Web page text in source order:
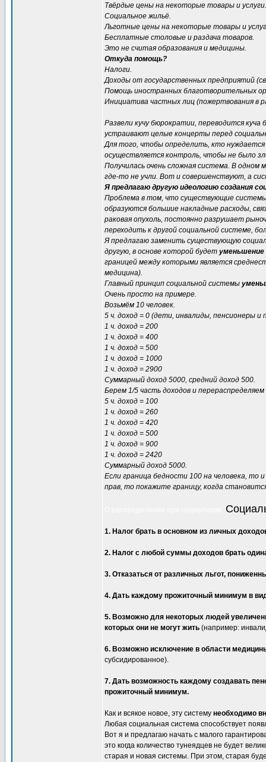
Твёрдые цены на некоторые товары и услуги.
Социальное жильё.
Льготные цены на некоторые товары и
Бесплатные столовые и раздача товаров.
Это не считая образования и медицины.
Откуда помощь?
Налоги.
Доходы от государственных предприятий
Помощь иностранных благотворительных
Инициатива частных лиц (пожертвования в
Развели кучу бюрократии, переводится
устраивают целые концерты перед
Для того, чтобы определить, кто
осуществляется контроль, чтобы не было
Получилась очень сложная система. В
где-то не учли. Вот и совершенствуют, а
Я предлагаю другую идеологию создания
Проблема в том, что существующие
образуются большие накладные расходы,
раковая опухоль, постоянно разрушает
переходить к другой социальной системе,
Я предлагаю заменить существующую
другую, в основе которой будет уменьшение
границей между которыми является
медицина).
Главный принцип социальной системы
Очень просто на примере.
Возьмём 10 человек.
5 ч. доход = 0 (дети, инвалиды, пенсионеры
1 ч. доход = 200
1 ч. доход = 400
1 ч. доход = 500
1 ч. доход = 1000
1 ч. доход = 2900
Суммарный доход 5000, средний доход 500.
Берем 1/5 часть доходов и перераспределяем
5 ч. доход = 100
1 ч. доход = 260
1 ч. доход = 420
1 ч. доход = 500
1 ч. доход = 900
1 ч. доход = 2420
Суммарный доход 5000.
Если граница бедности 100 на человека, то
прав, то покажите границу, когда
1. Налог брать в основном из личных
2. Налог с любой суммы доходов брать
3. Отказаться от различных льгот,
4. Дать каждому прожиточный минимум в
5. Возможно для некоторых людей
которых они не могут жить (например:
6. Возможно исключение в области
субсидированное).
7. Дать возможность каждому создавать
прожиточный минимум.
Как и всякое новое, эту систему необходимо
Любая социальная система способствует
Вот я и предлагаю начать с малого
это когда количество тунеядцев не будет
старая и новая системы. При этом, старая